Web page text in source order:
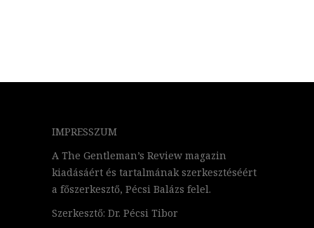
IMPRESSZUM
A The Gentleman’s Review magazin
kiadásáért és tartalmának szerkesztéséért
a főszerkesztő, Pécsi Balázs felel.
Szerkesztő: Dr. Pécsi Tibor